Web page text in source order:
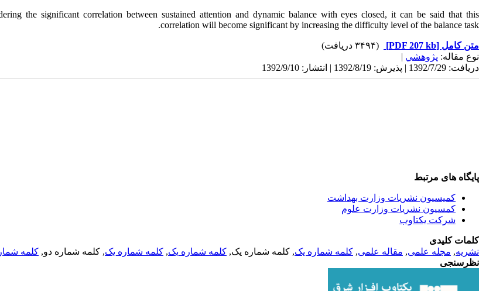
the significant correlation between sustained attention and dynamic balance with eyes closed, it can be said that this
correlation will become significant by increasing the difficulty level of the balance task.
متن کامل [PDF 207 kb]
(۳۴۹۴ دریافت)
نوع مقاله: پژوهشي |
دریافت: 1392/7/29 | پذیرش: 1392/8/19 | انتشار: 1392/9/10
پایگاه های مرتبط
کمیسیون نشریات وزارت بهداشت
کمسیون نشریات وزارت علوم
شرکت یکتاوب
کلمات کلیدی
نشریه, مجله علمی, مقاله علمی, کلمه شماره یک, کلمه شماره یک, کلمه شماره یک, کلمه شماره یک, کلمه شماره دو, کلمه
نظرسنجی